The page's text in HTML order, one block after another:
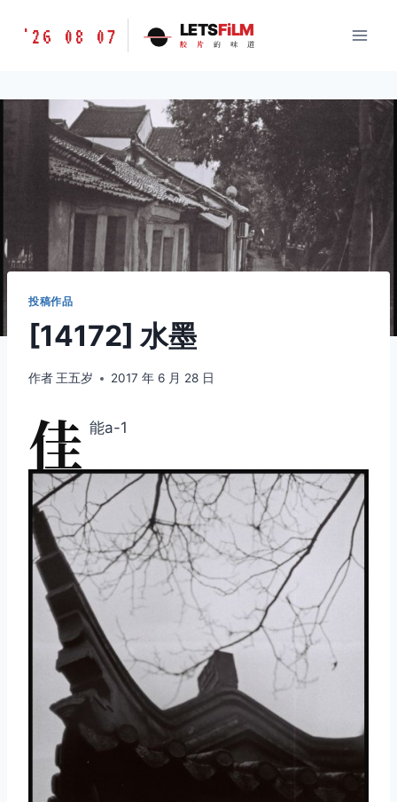
胶
味
LETSFILM
'26 08 07 LETSFiLM
胶 片 的 味 道
投稿作品
[14172] 水墨
作者 王五岁 2017 年 6 月 28 日
佳 能a-1